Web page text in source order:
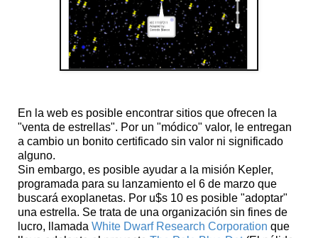
En la web es posible encontrar sitios que ofrecen la
"venta de estrellas". Por un "módico" valor, le entregan
a cambio un bonito certificado sin valor ni significado
alguno.
Sin embargo, es posible ayudar a la misión Kepler,
programada para su lanzamiento el 6 de marzo que
buscará exoplanetas. Por u$s 10 es posible "adoptar"
una estrella. Se trata de una organización sin fines de
lucro, llamada White Dwarf Research Corporation que